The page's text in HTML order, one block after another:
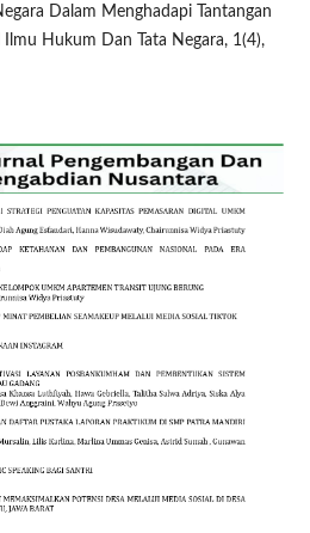
Dalam Menghadapi Tantangan
Hukum Dan Tata Negara, 1(4),